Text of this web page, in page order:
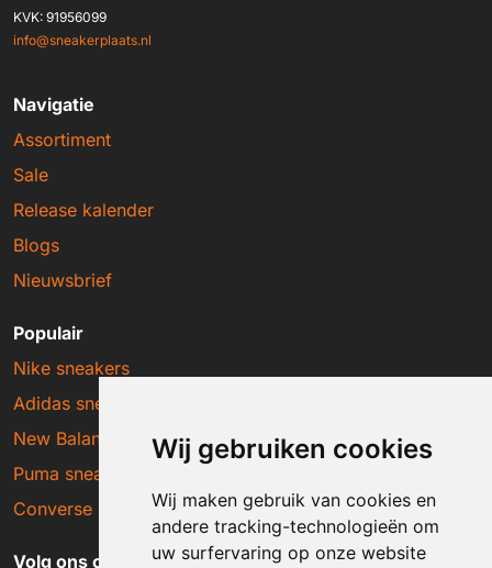
Wij gebruiken cookies
Wij maken gebruik van cookies en
andere tracking-technologieën om
uw surfervaring op onze website
KVK: 91956099
info@sneakerplaats.nl
Navigatie
Assortiment
Sale
Release kalender
Blogs
Nieuwsbrief
Populair
Nike sneakers
Adidas sneakers
New Balance sneakers
Puma sneakers
Converse sneakers
Volg ons op social media